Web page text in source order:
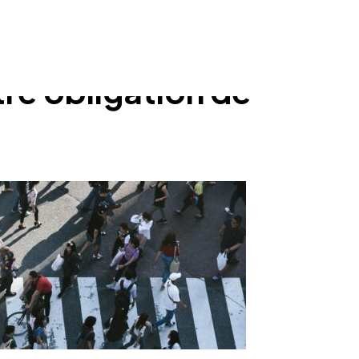
obligation de